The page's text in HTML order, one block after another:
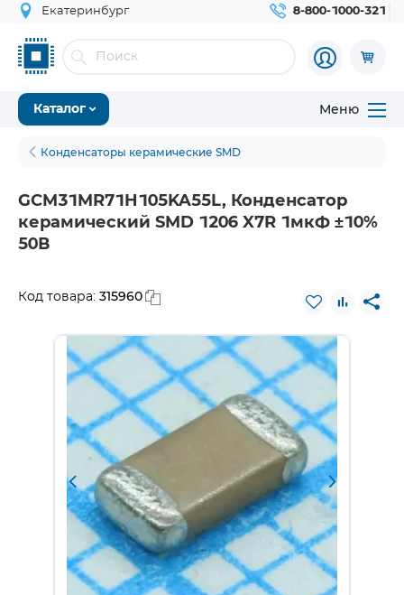
Екатеринбург 8-800-1000-321
Каталог Меню
Конденсаторы керамические SMD
GCM31MR71H105KA55L, Конденсатор
керамический SMD 1206 X7R 1мкФ ±10%
50В
Код товара: 315960